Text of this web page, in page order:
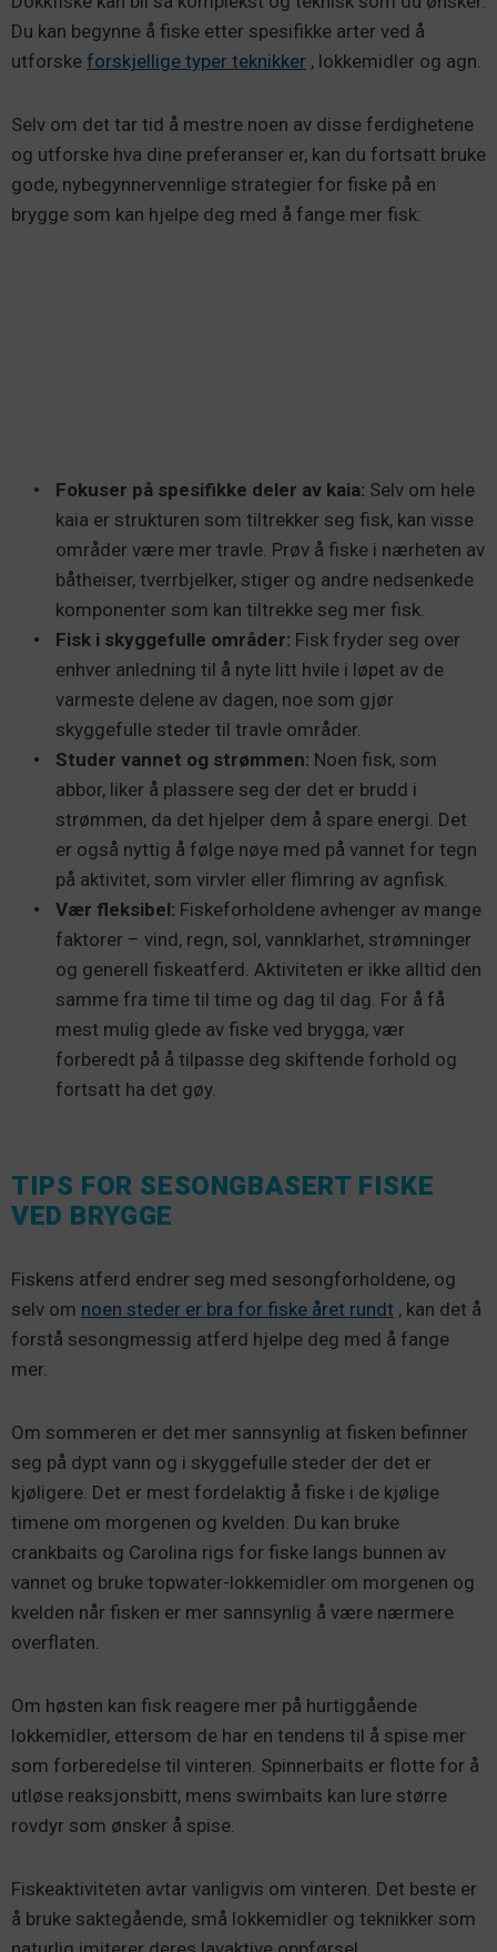
Du kan begynne å fiske etter spesifikke arter ved å
utforske forskjellige typer teknikker , lokkemidler og agn.
Selv om det tar tid å mestre noen av disse ferdighetene
og utforske hva dine preferanser er, kan du fortsatt bruke
gode, nybegynnervennlige strategier for fiske på en
brygge som kan hjelpe deg med å fange mer fisk:
Fokuser på spesifikke deler av kaia: Selv om hele
kaia er strukturen som tiltrekker seg fisk, kan visse
områder være mer travle. Prøv å fiske i nærheten av
båtheiser, tverrbjelker, stiger og andre nedsenkede
komponenter som kan tiltrekke seg mer fisk.
Fisk i skyggefulle områder: Fisk fryder seg over
enhver anledning til å nyte litt hvile i løpet av de
varmeste delene av dagen, noe som gjør
skyggefulle steder til travle områder.
Studer vannet og strømmen: Noen fisk, som
abbor, liker å plassere seg der det er brudd i
strømmen, da det hjelper dem å spare energi. Det
er også nyttig å følge nøye med på vannet for tegn
på aktivitet, som virvler eller flimring av agnfisk.
Vær fleksibel: Fiskeforholdene avhenger av mange
faktorer – vind, regn, sol, vannklarhet, strømninger
og generell fiskeatferd. Aktiviteten er ikke alltid den
samme fra time til time og dag til dag. For å få
mest mulig glede av fiske ved brygga, vær
forberedt på å tilpasse deg skiftende forhold og
fortsatt ha det gøy.
TIPS FOR SESONGBASERT FISKE
VED BRYGGE
Fiskens atferd endrer seg med sesongforholdene, og
selv om noen steder er bra for fiske året rundt , kan det å
forstå sesongmessig atferd hjelpe deg med å fange
mer.
Om sommeren er det mer sannsynlig at fisken befinner
seg på dypt vann og i skyggefulle steder der det er
kjøligere. Det er mest fordelaktig å fiske i de kjølige
timene om morgenen og kvelden. Du kan bruke
crankbaits og Carolina rigs for fiske langs bunnen av
vannet og bruke topwater-lokkemidler om morgenen og
kvelden når fisken er mer sannsynlig å være nærmere
overflaten.
Om høsten kan fisk reagere mer på hurtiggående
lokkemidler, ettersom de har en tendens til å spise mer
som forberedelse til vinteren. Spinnerbaits er flotte for å
utløse reaksjonsbitt, mens swimbaits kan lure større
rovdyr som ønsker å spise.
Fiskeaktiviteten avtar vanligvis om vinteren. Det beste er
å bruke saktegående, små lokkemidler og teknikker som